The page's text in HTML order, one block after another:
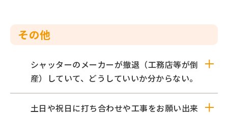
その他
シャッターのメーカーが撤退（工務店等が倒
産）していて、どうしていいか分からない。
土日や祝日に打ち合わせや工事をお願い出来